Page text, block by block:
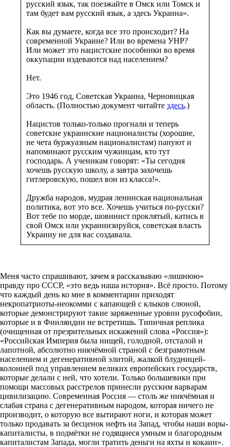
русский язык, так поезжайте в Омск или Томск и
там будет вам русский язык, а здесь Украина».
Как вы думаете, когда все это происходит? На
современной Украине? Или во времена УНР?
Или может это нацистские пособники во время
оккупации издеваются над населением?
Нет.
Это 1946 год, Советская Украина, Черновицкая
область. (Полностью документ читайте здесь.)
Нацистов только-только прогнали и теперь
советские украинские националисты (хорошие,
не чета буржуазным националистам) пануют и
напоминают русским чужинцам, кто тут
господарь. А ученикам говорят: «Ты сегодня
хочешь русскую школу, а завтра захочешь
гитлеровскую, пошел вон из класса!».
Дружба народов, мудрая ленинская национальная
политика, вот это все. Хочешь учиться по-русски?
Вот тебе по морде, шовинист проклятый, катись в
свой Омск или украинизируйся, советская власть
Украину не для вас создавала.
Меня часто спрашивают, зачем я рассказываю «лишнюю»
правду про СССР, «это ведь наша история». Всё просто. Потому
что каждый день ко мне в комментарии приходят
некропатриоты-неокомми с капающей с клыков слюной,
которые демонстрируют такие заряженные уровни русофобии,
которые и в Финляндии не встретишь. Типичная реплика
(очищенная от презрительных искажений слова «Россия»):
«Российская Империя была нищей, голодной, отсталой и
лапотной, абсолютно никчёмной страной с безграмотным
населением и дегенеративной элитой, жалкой блудницей-
колонией под управлением великих европейских государств,
которые делали с ней, что хотели. Только большевики при
помощи массовых расстрелов принесли русским варварам
цивилизацию. Современная Россия — столь же никчёмная и
слабая страна с дегенеративным народом, которая ничего не
производит, о которую все вытирают ноги, и которая может
только продавать за бесценок нефть на Запад, чтобы наши воры-
капиталисты, в подмётки не годящиеся умным и благородным
капиталистам Запада, могли тратить деньги на яхты и кокаин».